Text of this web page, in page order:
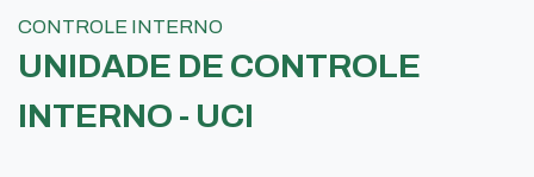
CONTROLE INTERNO
UNIDADE DE CONTROLE
INTERNO - UCI